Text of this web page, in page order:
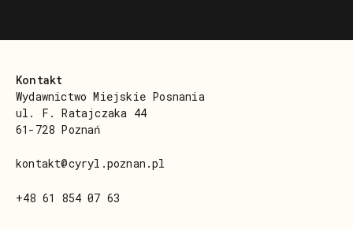
Kontakt
Wydawnictwo Miejskie Posnania
ul. F. Ratajczaka 44
61-728 Poznań
kontakt@cyryl.poznan.pl
+48 61 854 07 63